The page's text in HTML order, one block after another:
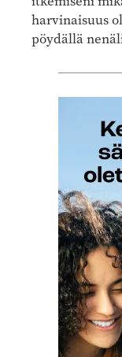
harvinaisuus
pöydällä